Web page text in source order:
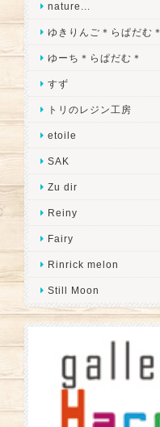
nature...
ゆきりんご＊らぱだむ＊
ゆーち＊らぱだむ＊
すず
トリのレジン工房
etoile
SAK
Zu dir
Reiny
Fairy
Rinrick melon
Still Moon